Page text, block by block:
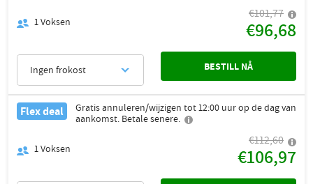
1Voksen
€101,77
€96,68
Ingen frokost BESTILL NÅ
Flex deal
Gratis annuleren/wijzigen tot 12:00 uur op de dag van
aankomst. Betale senere.
1Voksen
€112,60
€106,97